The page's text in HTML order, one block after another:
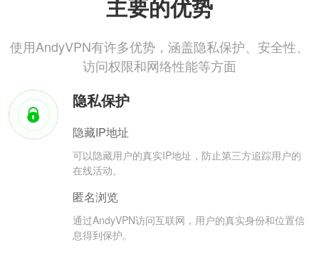
主要的优势
使用AndyVPN有许多优势，涵盖隐私保护、安全性、
访问权限和网络性能等方面
隐私保护
隐藏IP地址
可以隐藏用户的真实IP地址，防止第三方追踪用户的
在线活动。
匿名浏览
通过AndyVPN访问互联网，用户的真实身份和位置信
息得到保护。